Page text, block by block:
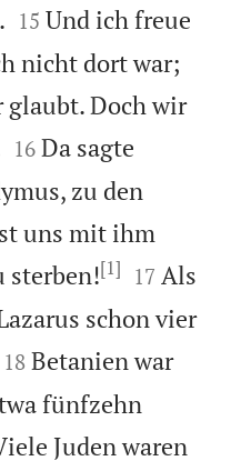


15 Und ich freue
nicht dort war;
glaubt. Doch wir


16 Da sagte
zu den
uns mit ihm
sterben![1] 

17 Als
schon vier


18 Betanien war
fünfzehn
Juden waren